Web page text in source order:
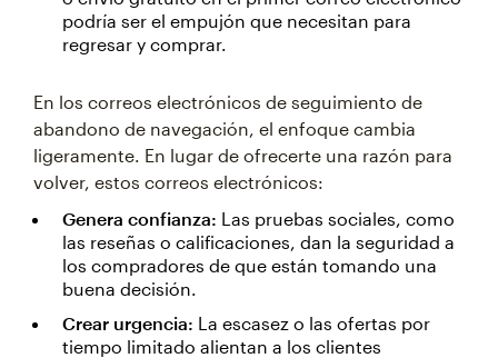
podría ser el empujón que necesitan para
regresar y comprar.
En los correos electrónicos de seguimiento de
abandono de navegación, el enfoque cambia
ligeramente. En lugar de ofrecerte una razón para
volver, estos correos electrónicos:
Genera confianza: Las pruebas sociales, como
las reseñas o calificaciones, dan la seguridad a
los compradores de que están tomando una
buena decisión.
Crear urgencia: La escasez o las ofertas por
tiempo limitado alientan a los clientes